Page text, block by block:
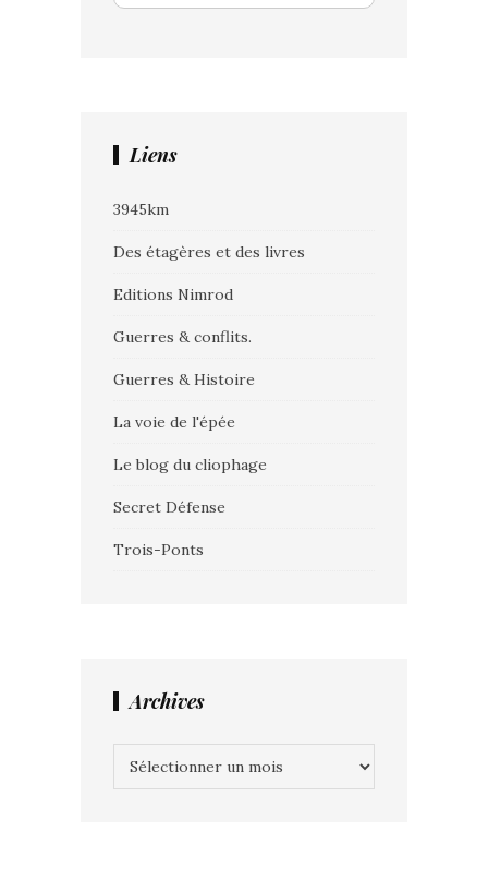
Liens
3945km
Des étagères et des livres
Editions Nimrod
Guerres & conflits.
Guerres & Histoire
La voie de l'épée
Le blog du cliophage
Secret Défense
Trois-Ponts
Archives